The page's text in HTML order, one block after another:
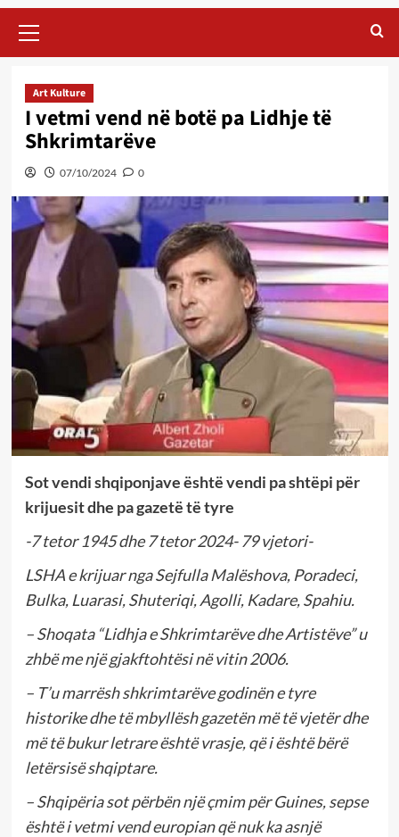
Menu
Art Kulture
I vetmi vend në botë pa Lidhje të
Shkrimtarëve
07/10/2024 0
Sot vendi shqiponjave është vendi pa shtëpi për
krijuesit dhe pa gazetë të tyre
-7 tetor 1945 dhe 7 tetor 2024- 79 vjetori-
LSHA e krijuar nga Sejfulla Malëshova, Poradeci,
Bulka, Luarasi, Shuteriqi, Agolli, Kadare, Spahiu.
– Shoqata “Lidhja e Shkrimtarëve dhe Artistëve” u
zhbë me një gjakftohtësi në vitin 2006.
– T’u marrësh shkrimtarëve godinën e tyre
historike dhe të mbyllësh gazetën më të vjetër dhe
më të bukur letrare është vrasje, që i është bërë
letërsisë shqiptare.
– Shqipëria sot përbën një çmim për Guines, sepse
është i vetmi vend europian që nuk ka asnjë